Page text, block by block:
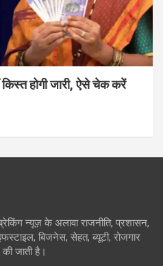
किस्त होगी जारी, ऐसे चेक करें
न्यूज़ के अलावा राजनीति, प्रशासन,
बिजनेस, सेहत, ब्यूटी, रोजगार
जाती है।